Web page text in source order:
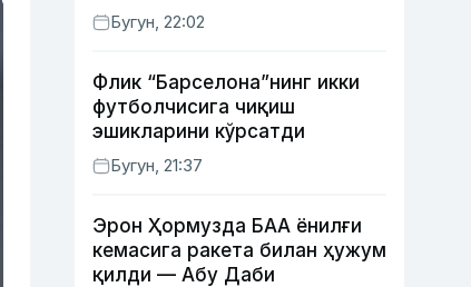
уринди (видео)
Бугун, 22:02
Флик “Барселона”нинг икки
футболчисига чиқиш
эшикларини кўрсатди
Бугун, 21:37
Эрон Ҳормузда БАА ёнилғи
кемасига ракета билан ҳужум
қилди — Абу Даби